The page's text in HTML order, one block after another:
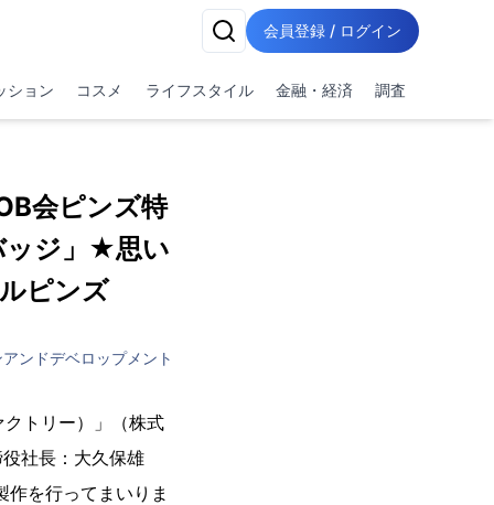
会員登録 / ログイン
ション コスメ ライフスタイル 金融・経済 調査
会ピンズ特
ッジ」★思い
ピンズ
ンドデベロップメント
トリー）」（株式
社長：大久保雄
を行ってまいりま